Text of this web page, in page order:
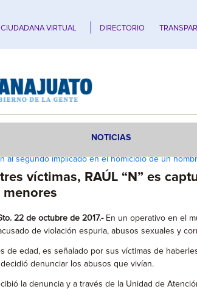
VIRTUAL DIRECTORIO
NOTICIAS
al segundo implicado en el homicidio de un
víctimas, RAÚL “N” es
22 de octubre de 2017.-En un operativo en el
de violación espuria, abusos sexuales y
de edad, es señalado por sus víctimas de
denunciar los abusos que vivían.
la denuncia y a través de la Unidad de